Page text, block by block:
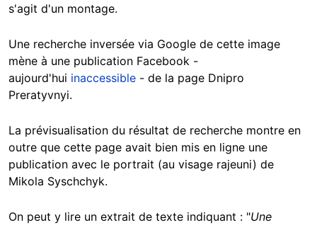
s'agit d'un montage.
Une recherche inversée via Google de cette image
mène à une publication Facebook -
aujourd'hui inaccessible - de la page Dnipro
Preratyvnyi.
La prévisualisation du résultat de recherche montre en
outre que cette page avait bien mis en ligne une
publication avec le portrait (au visage rajeuni) de
Mikola Syschchyk.
On peut y lire un extrait de texte indiquant : "Une